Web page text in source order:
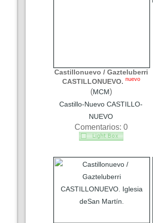
Castillonuevo / Gazteluberri
CASTILLONUEVO. nuevo
(MCM)
Castillo-Nuevo CASTILLO-
NUEVO
Comentarios: 0